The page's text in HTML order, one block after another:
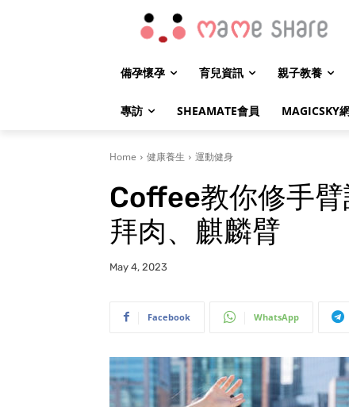
備孕懷孕 育兒資訊 親子教養
專訪 SHEAMATE會員 MAGICSKY
Home 健康養生 運動健身
Coffee教你修手
拜肉、麒麟臂
May 4, 2023
Facebook WhatsApp